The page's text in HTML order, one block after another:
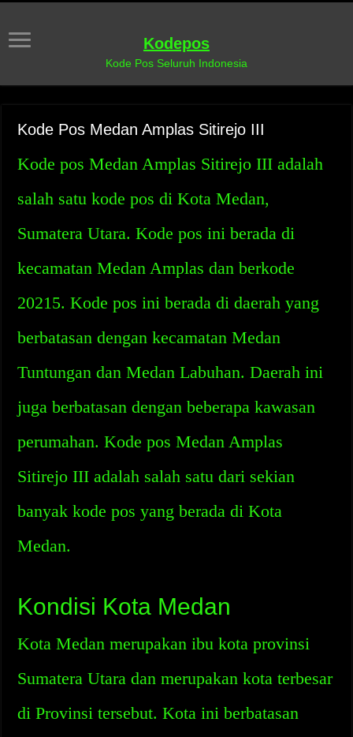
Kodepos
Kode Pos Seluruh Indonesia
Kode Pos Medan Amplas Sitirejo III
Kode pos Medan Amplas Sitirejo III adalah
salah satu kode pos di Kota Medan,
Sumatera Utara. Kode pos ini berada di
kecamatan Medan Amplas dan berkode
20215. Kode pos ini berada di daerah yang
berbatasan dengan kecamatan Medan
Tuntungan dan Medan Labuhan. Daerah ini
juga berbatasan dengan beberapa kawasan
perumahan. Kode pos Medan Amplas
Sitirejo III adalah salah satu dari sekian
banyak kode pos yang berada di Kota
Medan.
Kondisi Kota Medan
Kota Medan merupakan ibu kota provinsi
Sumatera Utara dan merupakan kota terbesar
di Provinsi tersebut. Kota ini berbatasan